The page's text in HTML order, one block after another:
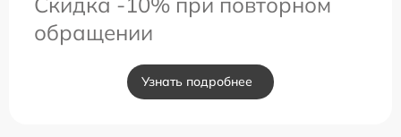
обращении
Узнать подробнее